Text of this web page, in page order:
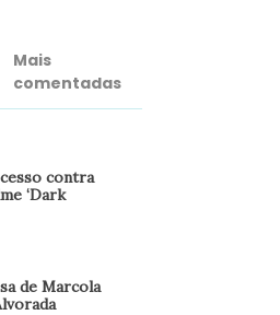
Mais
comentadas
contra
‘Dark
de Marcola